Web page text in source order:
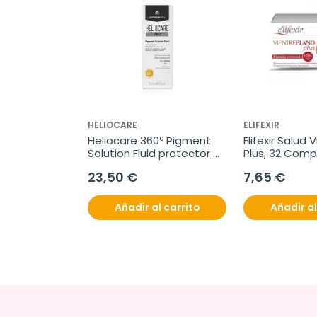
HELIOCARE
Heliocare 360º Pigment
Solution Fluid protector
23,50 €
Añadir al carrito
ELIFEXIR
Elifexir Salud
Plus, 32
7,65 €
Añadir